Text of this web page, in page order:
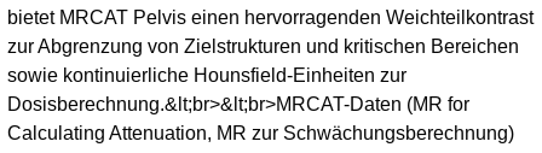
bietet MRCAT Pelvis einen hervorragenden Weichteilkontrast
zur Abgrenzung von Zielstrukturen und kritischen Bereichen
sowie kontinuierliche Hounsfield-Einheiten zur
Dosisberechnung.&lt;br>&lt;br>MRCAT-Daten (MR for
Calculating Attenuation, MR zur Schwächungsberechnung)